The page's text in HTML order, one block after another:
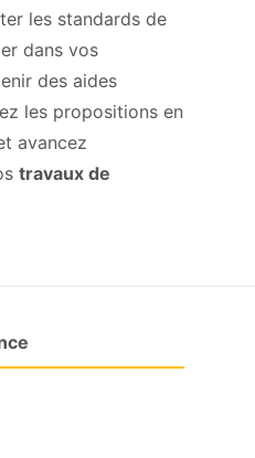
les standards de
dans vos
des aides
les propositions en
avancez
travaux de